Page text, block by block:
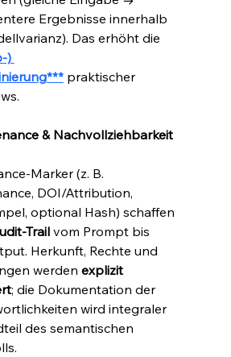
Ergebnisse innerhalb
Das erhöht die
)
praktischer
& Nachvollziehbarkeit
Marker (z. B.
DOI/Attribution,
optional Hash) schaffen
Trail vom Prompt bis
Herkunft, Rechte und
werden explizit
; die Dokumentation der
wird integraler
des semantischen